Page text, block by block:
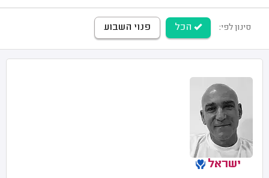
סינון לפי: הכל פנוי השבוע
ישראל